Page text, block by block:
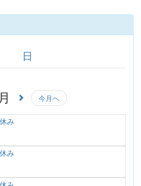
日
今月へ
み
み